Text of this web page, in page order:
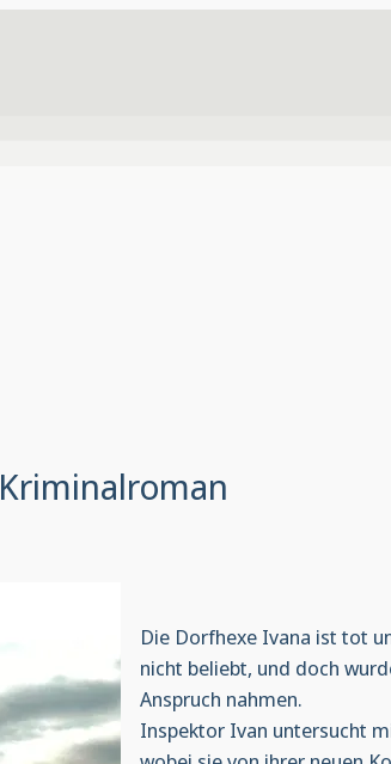
Kriminalroman
Die Dorfhexe Ivana ist tot
nicht beliebt, und doch
Anspruch nahmen.
Inspektor Ivan untersucht